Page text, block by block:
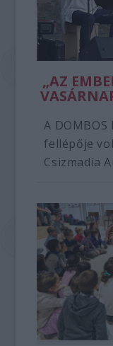
„AZ
A
fellépője
Csizmadia